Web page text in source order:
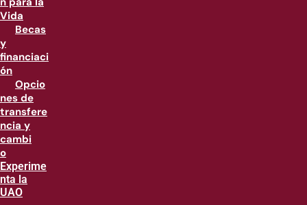
Vida
Becas
y
financiaci
ón
Opcio
nes de
transfere
ncia y
cambi
o
Experime
nta la
UAO